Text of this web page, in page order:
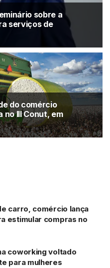
sobre a
serviços de
do comércio
III Conut, em
carro, comércio lança
estimular compras no
coworking voltado
para mulheres